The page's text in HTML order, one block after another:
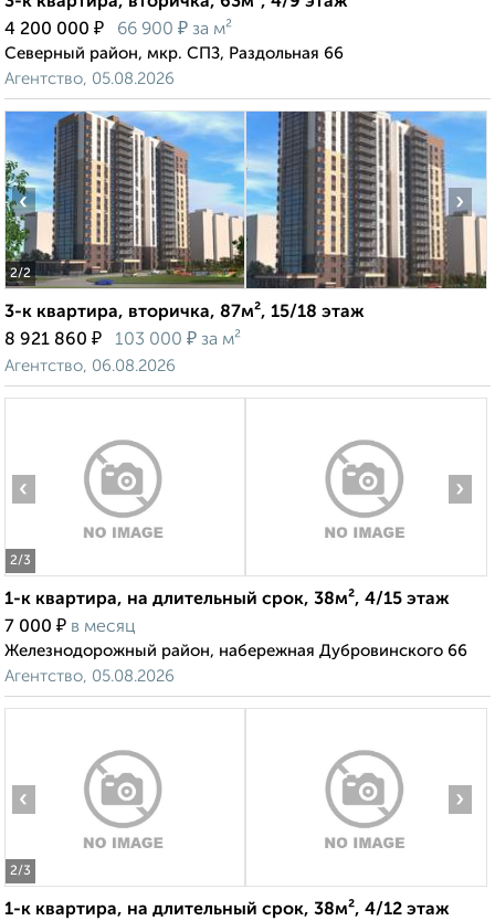
4 200 000 ₽ 66 900 ₽ за м²
Северный район, мкр. СПЗ, Раздольная 66
Агентство, 05.08.2026
2/2
‹ ›
3-к квартира, вторичка, 87м², 15/18 этаж
8 921 860 ₽ 103 000 ₽ за м²
Агентство, 06.08.2026
2/3
‹ ›
1-к квартира, на длительный срок, 38м², 4/15 этаж
7 000 ₽ в месяц
Железнодорожный район, набережная Дубровинского 66
Агентство, 05.08.2026
2/3
‹ ›
1-к квартира, на длительный срок, 38м², 4/12 этаж